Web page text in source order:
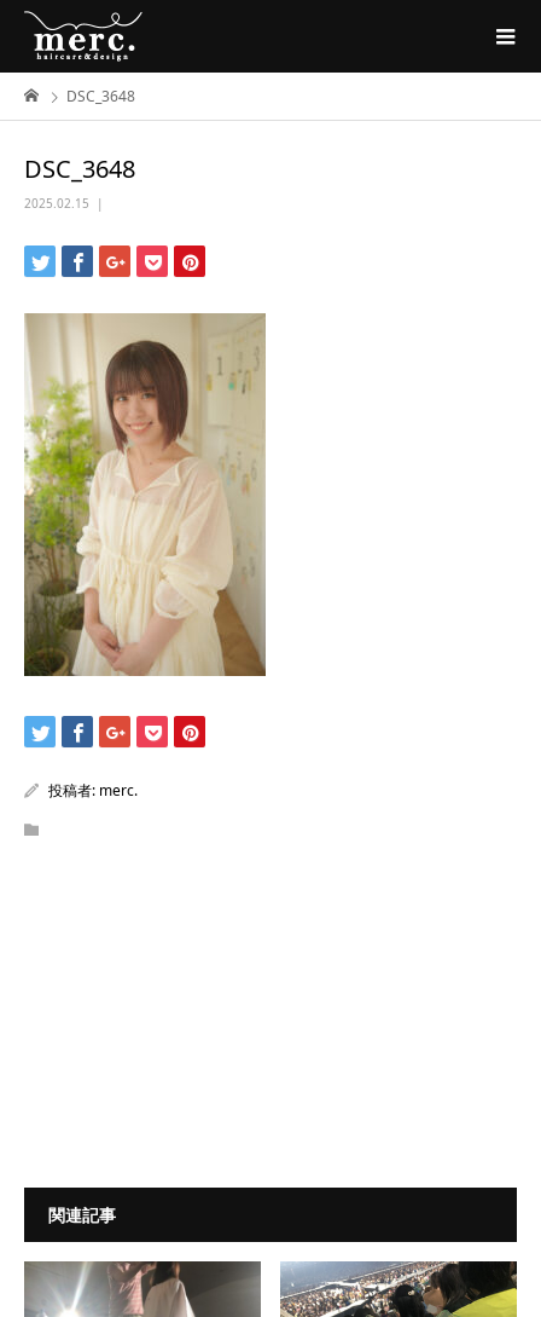
DSC_3648
DSC_3648
2025.02.15
投稿者: merc.
関連記事